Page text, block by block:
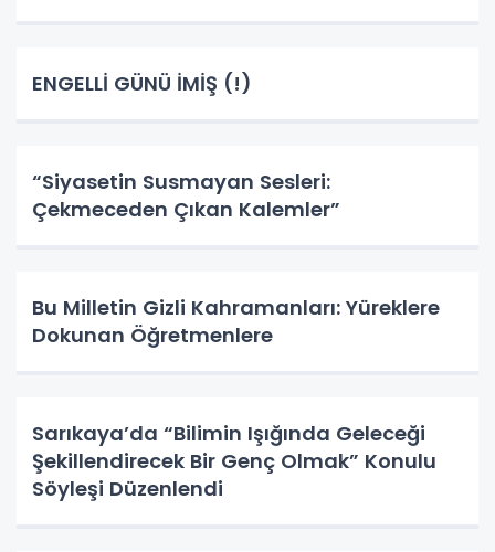
ENGELLİ GÜNÜ İMİŞ (!)
“Siyasetin Susmayan Sesleri:
Çekmeceden Çıkan Kalemler”
Bu Milletin Gizli Kahramanları: Yüreklere
Dokunan Öğretmenlere
Sarıkaya’da “Bilimin Işığında Geleceği
Şekillendirecek Bir Genç Olmak” Konulu
Söyleşi Düzenlendi